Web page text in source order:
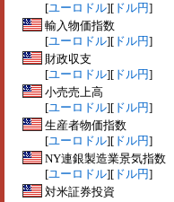
[ユーロドル][ ドル円]
輸入物価指数
[ユーロドル][ ドル円]
財政収支
[ユーロドル][ ドル円]
小売売上高
[ユーロドル][ ドル円]
生産者物価指数
[ユーロドル][ ドル円]
NY連銀製造業景気指数
[ユーロドル][ ドル円]
対米証券投資